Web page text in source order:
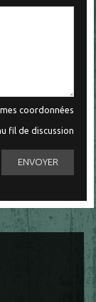
coordonnées
fil de discussion